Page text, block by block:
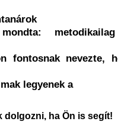
fontosnak nevezte,
legyenek a
dolgozni, ha Ön is segít!